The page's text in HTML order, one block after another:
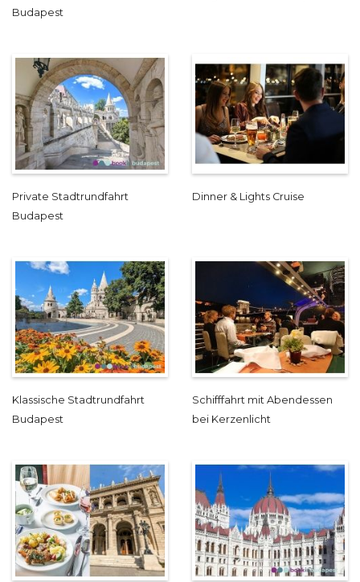
Budapest
Private Stadtrundfahrt
Budapest
Dinner & Lights Cruise
Klassische Stadtrundfahrt
Budapest
Schifffahrt mit Abendessen
bei Kerzenlicht